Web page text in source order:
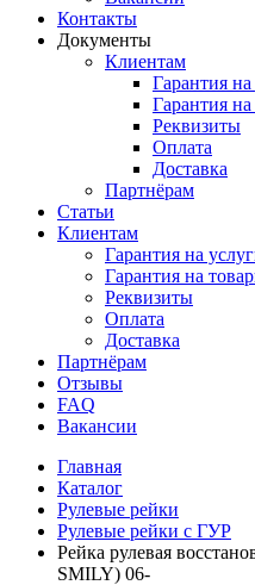
Контакты
Документы
Клиентам
Гарантия на
Гарантия
Реквизиты
Оплата
Доставка
Партнёрам
Статьи
Клиентам
Гарантия на
Гарантия на
Реквизиты
Оплата
Доставка
Партнёрам
Отзывы
FAQ
Вакансии
Главная
Каталог
Рулевые рейки
Рулевые рейки с ГУР
Рейка рулевая
SMILY) 06-